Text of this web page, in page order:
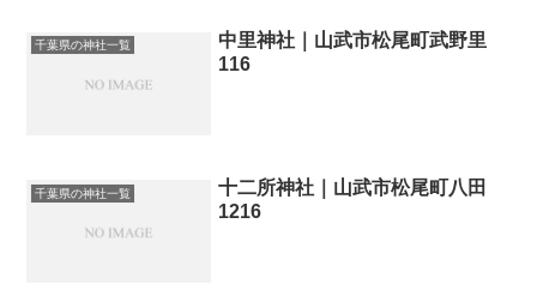
千葉県の神社一覧
中里神社｜山武市松尾町武野里
116
千葉県の神社一覧
十二所神社｜山武市松尾町八田
1216